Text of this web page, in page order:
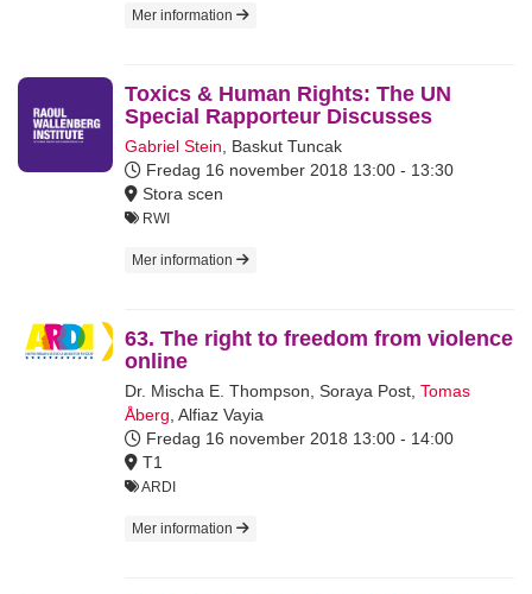
Mer information
Toxics & Human Rights: The UN
Special Rapporteur Discusses
Gabriel Stein
Baskut Tuncak
Fredag 16 november 2018 13:00 - 13:30
Stora scen
RWI
Mer information
63. The right to freedom from violence
online
Dr. Mischa E. Thompson Soraya Post Tomas
Åberg Alfiaz Vayia
Fredag 16 november 2018 13:00 - 14:00
T1
ARDI
Mer information